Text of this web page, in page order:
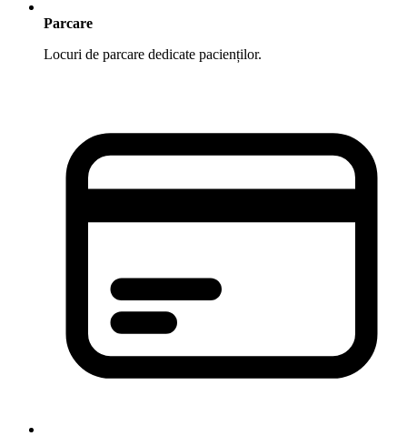
Parcare
Locuri de parcare dedicate pacienților.